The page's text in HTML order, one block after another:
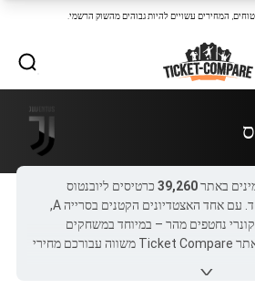
המחירים עשויים להיות גבוהים מהשוק הרשמי.
באתר39,260 כרטיסים ליובנטוס
במחירים משתלמים במיוחד. עם אחד האצטדיונים הקטנים בסרייה A,
נחטפים מהר – במיוחד במשחקים
הגדולים שאסור להחמיץ. אתר Ticket Compare משווה עבורכם מחירי